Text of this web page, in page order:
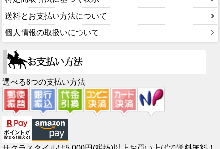
送料とお支払い方法について
個人情報の取扱いについて
選べる8つの支払い方法